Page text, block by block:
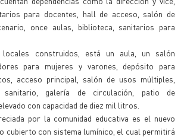
para docentes, hall de acceso, salón de
once aulas, biblioteca, sanitarios para
construidos, está un aula, un salón
para mujeres y varones, depósito para
acceso principal, salón de usos múltiples,
sanitario, galería de circulación, patio de
con capacidad de diez mil litros.
por la comunidad educativa es el nuevo
cubierto con sistema lumínico, el cual permitirá